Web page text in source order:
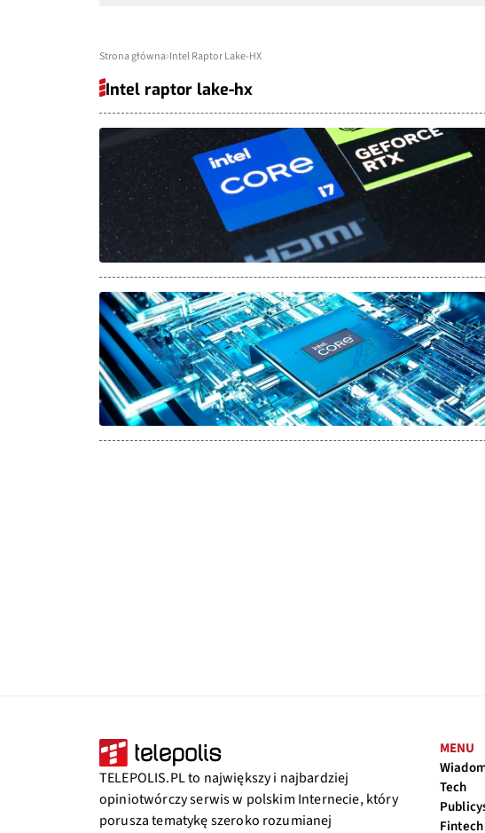
Strona główna Intel Raptor Lake-HX
Intel raptor lake-hx
TELEPOLIS.PL to największy i najbardziej
opiniotwórczy serwis w polskim Internecie, który
porusza tematykę szeroko rozumianej
MENU
Tech
Fintech